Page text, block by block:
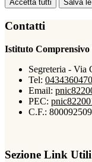
Accetta tutti Salva
Contatti
Istituto
Segreteria - Via
Tel: 0434360470
Email:
PEC:
C.F.:
Sezione Link Utili